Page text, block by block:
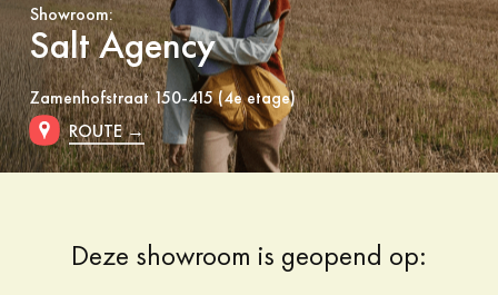
Showroom:
Salt Agency
Zamenhofstraat 150-415 (4e etage)
ROUTE →
Deze showroom is geopend op: